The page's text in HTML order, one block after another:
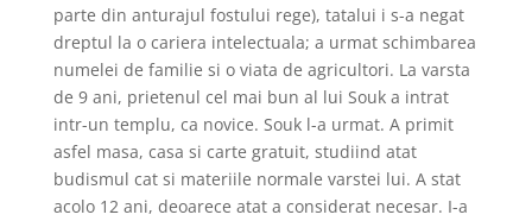
parte din anturajul fostului rege), tatalui i s-a negat
dreptul la o cariera intelectuala; a urmat schimbarea
numelei de familie si o viata de agricultori. La varsta
de 9 ani, prietenul cel mai bun al lui Souk a intrat
intr-un templu, ca novice. Souk l-a urmat. A primit
asfel masa, casa si carte gratuit, studiind atat
budismul cat si materiile normale varstei lui. A stat
acolo 12 ani, deoarece atat a considerat necesar. I-a